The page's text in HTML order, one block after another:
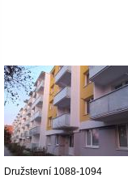
Družstevní 1088-1094